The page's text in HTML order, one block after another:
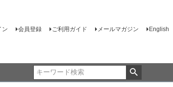
ン 会員登録 ご利用ガイド メールマガジン English